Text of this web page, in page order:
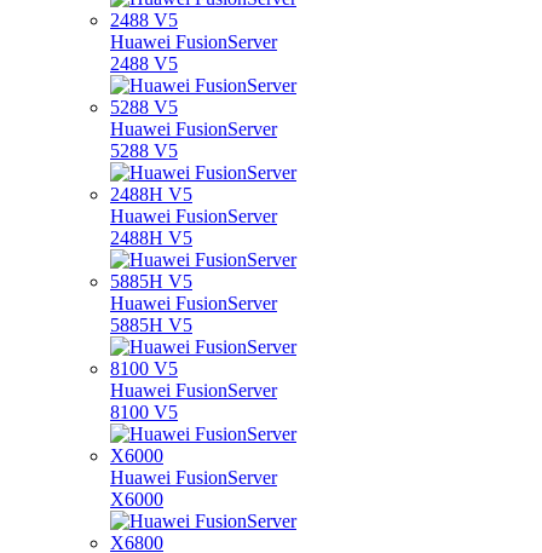
Huawei FusionServer
2488 V5
Huawei FusionServer
5288 V5
Huawei FusionServer
2488H V5
Huawei FusionServer
5885H V5
Huawei FusionServer
8100 V5
Huawei FusionServer
X6000